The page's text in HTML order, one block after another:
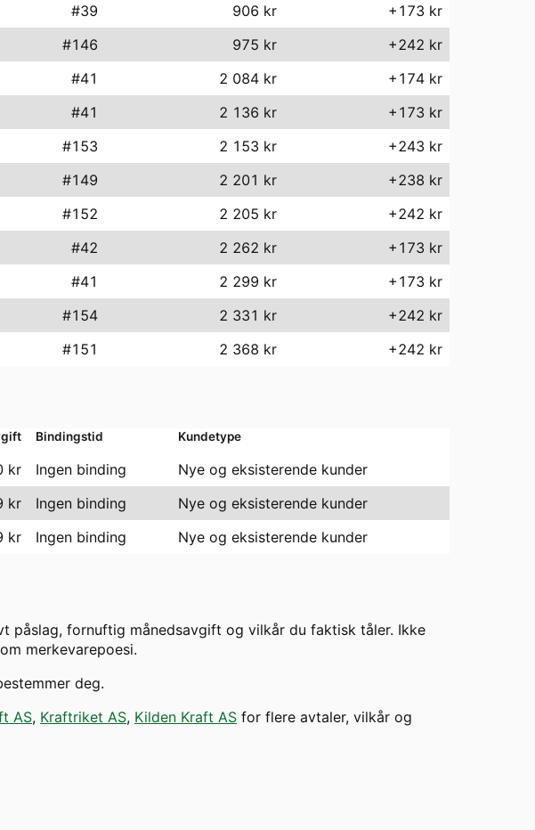
#39 906 kr
+173 kr
#146 975 kr
+242 kr
#41 2 084 kr
+174 kr
#41 2 136 kr
+173 kr
#153 2 153 kr
+243 kr
#149 2 201 kr
+238 kr
#152 2 205 kr
+242 kr
#42 2 262 kr
+173 kr
#41 2 299 kr
+173 kr
#154 2 331 kr
+242 kr
#151 2 368 kr +242 kr
Bindingstid Kundetype
kr Ingen binding
Nye og eksisterende kunder
kr Ingen binding
Nye og eksisterende kunder
kr Ingen binding Nye og eksisterende kunder
påslag, fornuftig månedsavgift og vilkår du faktisk tåler. Ikke
merkevarepoesi.
deg.
AS, Kraftriket AS, Kilden Kraft AS for flere avtaler, vilkår og